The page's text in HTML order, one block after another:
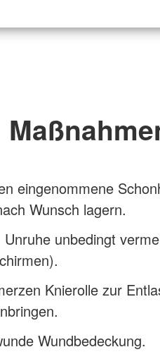
eingenommene
Wunsch lagern.
unbedingt
Knierolle zur
Wundbedeckung.